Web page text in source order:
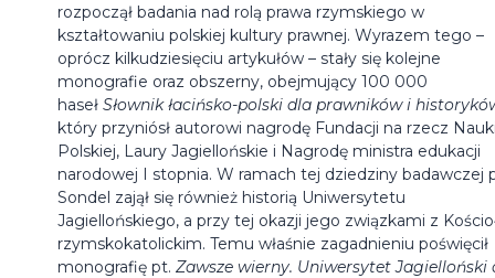
rozpoczął badania nad rolą prawa rzymskiego w
kształtowaniu polskiej kultury prawnej. Wyrazem tego –
oprócz kilkudziesięciu artykułów – stały się kolejne
monografie oraz obszerny, obejmujący 100 000
haseł Słownik łacińsko-polski dla prawników i
który przyniósł autorowi nagrodę Fundacji na rzecz
Polskiej, Laury Jagiellońskie i Nagrodę ministra edukacji
narodowej I stopnia. W ramach tej dziedziny badawczej
Sondel zajął się również historią Uniwersytetu
Jagiellońskiego, a przy tej okazji jego związkami z
rzymskokatolickim. Temu właśnie zagadnieniu poświęcił
monografię pt. Zawsze wierny. Uniwersytet Jagielloński